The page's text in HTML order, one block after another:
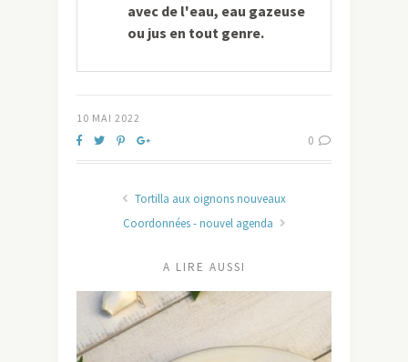
avec de l'eau, eau gazeuse
ou jus en tout genre.
10 MAI 2022
0
Tortilla aux oignons nouveaux
Coordonnées - nouvel agenda
A LIRE AUSSI